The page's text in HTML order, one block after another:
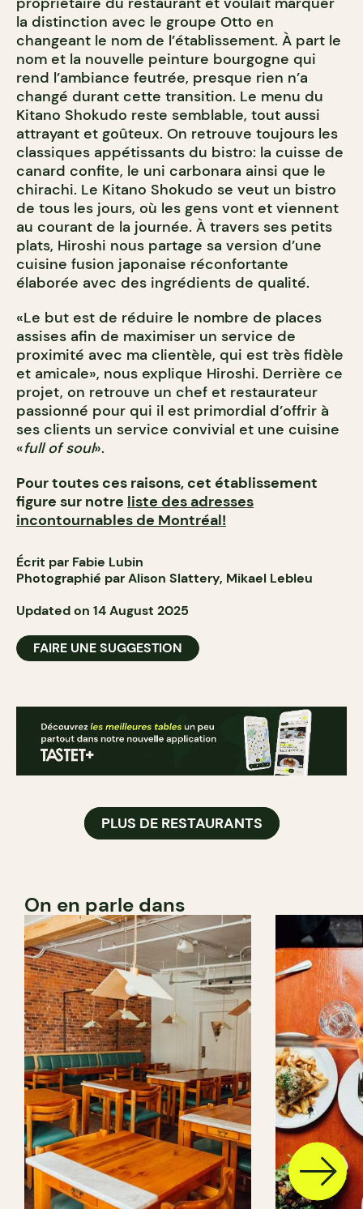
la distinction avec le groupe Otto en
changeant le nom de l’établissement. À part le
nom et la nouvelle peinture bourgogne qui
rend l’ambiance feutrée, presque rien n’a
changé durant cette transition. Le menu du
Kitano Shokudo reste semblable, tout aussi
attrayant et goûteux. On retrouve toujours les
classiques appétissants du bistro: la cuisse de
canard confite, le uni carbonara ainsi que le
chirachi. Le Kitano Shokudo se veut un bistro
de tous les jours, où les gens vont et viennent
au courant de la journée. À travers ses petits
plats, Hiroshi nous partage sa version d’une
cuisine fusion japonaise réconfortante
élaborée avec des ingrédients de qualité.
«Le but est de réduire le nombre de places
assises afin de maximiser un service de
proximité avec ma clientèle, qui est très fidèle
et amicale», nous explique Hiroshi. Derrière ce
projet, on retrouve un chef et restaurateur
passionné pour qui il est primordial d’offrir à
ses clients un service convivial et une cuisine
«full of soul».
Pour toutes ces raisons, cet établissement
figure sur notre liste des adresses
incontournables de Montréal!
Écrit par Fabie Lubin
Photographié par Alison Slattery, Mikael Lebleu
Updated on 14 August 2025
FAIRE UNE SUGGESTION
PLUS DE RESTAURANTS
On en parle dans